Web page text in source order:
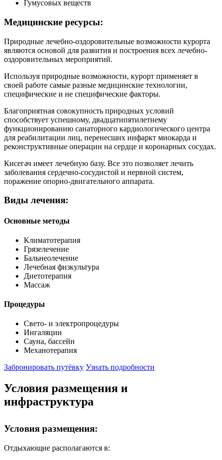
Гумусовых веществ
Медицинские ресурсы:
Природные лечебно-оздоровительные возможности курорта
являются основой для развития и построения всех лечебно-
оздоровительных мероприятий.
Используя природные возможности, курорт применяет в
своей работе самые разные медицинские технологии,
специфические и не специфические факторы.
Благоприятная совокупность природных условий
способствует успешному, двадцатипятилетнему
функционированию санаторного кардиологического центра
для реабилитации лиц, перенесших инфаркт миокарда и
реконструктивные операции на сердце и коронарных сосудах.
Кисегач имеет лечебную базу. Все это позволяет лечить
заболевания сердечно-сосудистой и нервной систем,
поражение опорно-двигательного аппарата.
Виды лечения:
Основные методы
Климатотерапия
Грязелечение
Бальнеолечение
Лечебная физкультура
Диетотерапия
Массаж
Процедуры
Свето- и электропроцедуры
Ингаляции
Сауна, бассейн
Механотерапия
Забронировать путёвку Узнать подробности
Условия размещения и
инфраструктура
Условия размещения:
Отдыхающие располагаются в: